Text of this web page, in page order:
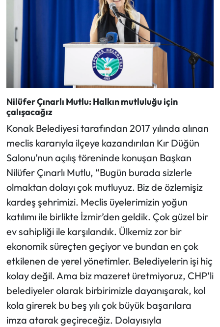
Nilüfer Çınarlı Mutlu: Halkın mutluluğu için
çalışacağız
Konak Belediyesi tarafından 2017 yılında alınan
meclis kararıyla ilçeye kazandırılan Kır Düğün
Salonu’nun açılış töreninde konuşan Başkan
Nilüfer Çınarlı Mutlu, “Bugün burada sizlerle
olmaktan dolayı çok mutluyuz. Biz de özlemişiz
kardeş şehrimizi. Meclis üyelerimizin yoğun
katılımı ile birlikte İzmir’den geldik. Çok güzel bir
ev sahipliği ile karşılandık. Ülkemiz zor bir
ekonomik süreçten geçiyor ve bundan en çok
etkilenen de yerel yönetimler. Belediyelerin işi hiç
kolay değil. Ama biz mazeret üretmiyoruz, CHP’li
belediyeler olarak birbirimizle dayanışarak, kol
kola girerek bu beş yılı çok büyük başarılara
imza atarak geçireceğiz. Dolayısıyla